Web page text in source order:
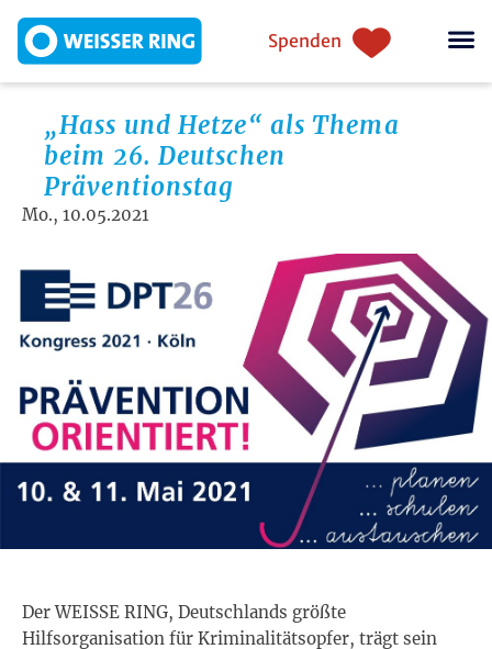
Spenden
„Hass und Hetze“ als Thema
beim 26. Deutschen
Präventionstag
Mo., 10.05.2021
Der WEISSE RING, Deutschlands größte
Hilfsorganisation für Kriminalitätsopfer, trägt sein